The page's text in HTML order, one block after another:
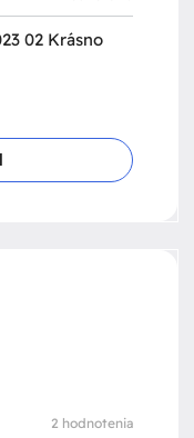
02 Krásno
2 hodnotenia